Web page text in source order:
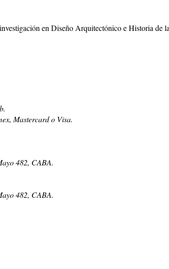
en Diseño Arquitectónico e Historia de
Mastercard o Visa.
482, CABA.
482, CABA.